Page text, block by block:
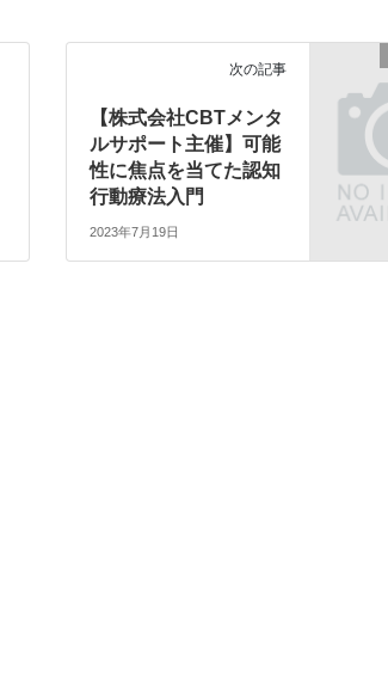
次の記事
【株式会社CBTメンタ
ルサポート主催】可能
性に焦点を当てた認知
行動療法入門
2023年7月19日